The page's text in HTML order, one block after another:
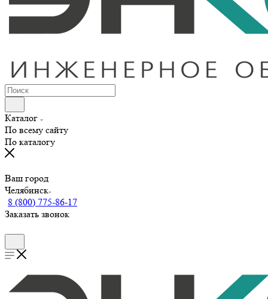
Каталог
По всему сайту
По каталогу
Ваш город
Челябинск
8 (800) 775-86-17
Заказать звонок